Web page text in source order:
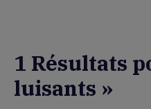
1 Résultats
luisants »